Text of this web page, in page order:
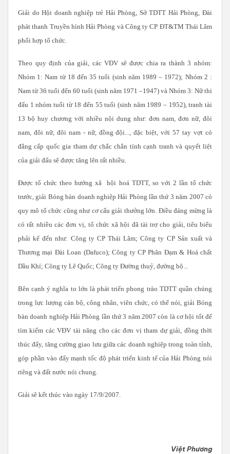
Giải do Hội doanh nghiệp trẻ Hải Phòng, Sở TDTT Hải Phòng, Đài
phát thanh Truyền hình Hải Phòng và Công ty CP ĐT&TM Thái Lâm
phối hợp tổ chức.
Theo quy định của giải, các VĐV sẽ được chia ra thành 3 nhóm:
Nhóm 1: Nam từ 18 đến 35 tuổi (sinh năm 1989 – 1972); Nhóm 2 :
Nam từ 36 tuổi đến 60 tuổi (sinh năm 1971 –1947) và Nhóm 3: Nữ thi
đấu 1 nhóm tuổi từ 18 đến 55 tuổi (sinh năm 1989 – 1952), tranh tài
13 bộ huy chương với nhiều nội dung như: đơn nam, đơn nữ, đôi
nam, đôi nữ, đôi nam - nữ, đồng đội..., đặc biệt, với 57 tay vợt có
đẳng cấp quốc gia tham dự chắc chắn tính cạnh tranh và quyết liệt
của giải đấu sẽ được tăng lên rất nhiều.
Được tổ chức theo hướng xã hội hoá TDTT, so với 2 lần tổ chức
trước, giải Bóng bàn doanh nghiệp Hải Phòng lần thứ 3 năm 2007 có
quy mô tổ chức cũng như cơ cấu giải thưởng lớn. Điều đáng mừng là
có rất nhiều các đơn vị, tổ chức xã hội đã tài trợ cho giải, tiêu biểu
phải kể đến như: Công ty CP Thái Lâm; Công ty CP Sản xuất và
Thương mại Đài Loan (Dafuco); Công ty CP Phân Đạm & Hoá chất
Dầu Khí; Công ty Lê Quốc; Công ty Đường thuỷ, đường bộ...
Bên cạnh ý nghĩa to lớn là phát triển phong trào TDTT quần chúng
trong lực lượng cán bộ, công nhân, viên chức, có thể nói, giải Bóng
bàn doanh nghiệp Hải Phòng lần thứ 3 năm 2007 còn là cơ hội tốt để
tìm kiếm các VĐV tài năng cho các đơn vị tham dự giải, đồng thời
thúc đẩy, tăng cường giao lưu giữa các doanh nghiệp trong toàn tỉnh,
góp phần vào đẩy mạnh tốc độ phát triển kinh tế của Hải Phòng nói
riêng và đất nước nói chung.
Giải sẽ kết thúc vào ngày 17/9/2007.
Việt Phương